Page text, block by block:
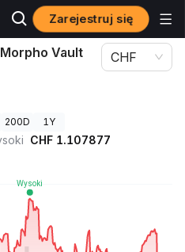
Zarejestruj się
Yield Morpho Vault ERY
Morpho Vault
CHF
200D 1Y
CHF 1.107877